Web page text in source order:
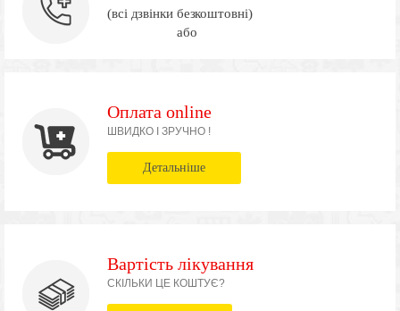
(всі дзвінки безкоштовні)
або
Оплата online
ШВИДКО І ЗРУЧНО !
Детальніше
Вартість лікування
СКІЛЬКИ ЦЕ КОШТУЄ?